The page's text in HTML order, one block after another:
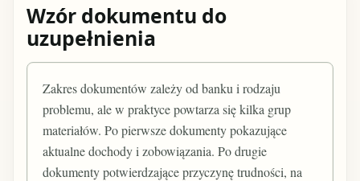
Wzór dokumentu do
uzupełnienia
Zakres dokumentów zależy od banku i rodzaju
problemu, ale w praktyce powtarza się kilka grup
materiałów. Po pierwsze dokumenty pokazujące
aktualne dochody i zobowiązania. Po drugie
dokumenty potwierdzające przyczynę trudności, na